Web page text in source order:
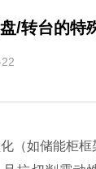
料下载
/转台的特
（如储能柜框